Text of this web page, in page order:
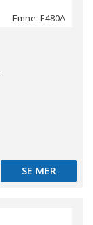
Emne: E480A
SE MER
SE MER